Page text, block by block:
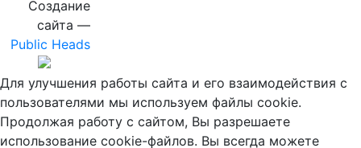
Создание
сайта —
Public Heads
Для улучшения работы сайта и его взаимодействия с
пользователями мы используем файлы cookie.
Продолжая работу с сайтом, Вы разрешаете
использование cookie-файлов. Вы всегда можете